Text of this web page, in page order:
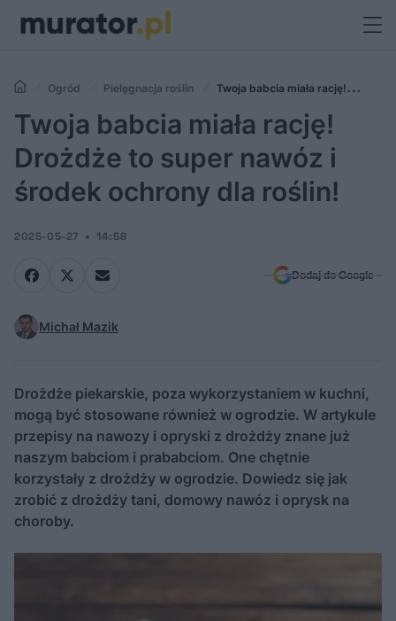
Ogród Pielęgnacja roślin
Twoja babcia miała rację!
Drożdże to super nawóz i środek ochrony dla roślin!
Twoja babcia miała rację!
Drożdże to super nawóz i
środek ochrony dla roślin!
2025-05-27 14:58
Dodaj do Google
Michał Mazik
Drożdże piekarskie, poza wykorzystaniem w kuchni,
mogą być stosowane również w ogrodzie. W artykule
przepisy na nawozy i opryski z drożdży znane już
naszym babciom i prababciom. One chętnie
korzystały z drożdży w ogrodzie. Dowiedz się jak
zrobić z drożdży tani, domowy nawóz i oprysk na
choroby.